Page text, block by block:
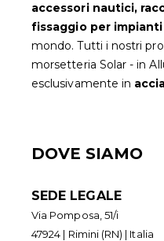
accessori nautici,
fissaggio per
mondo. Tutti i nostri
morsetteria Solar - in
esclusivamente in
DOVE SIAMO
SEDE LEGALE
Via Pomposa, 51/i
47924 | Rimini (RN) | Italia